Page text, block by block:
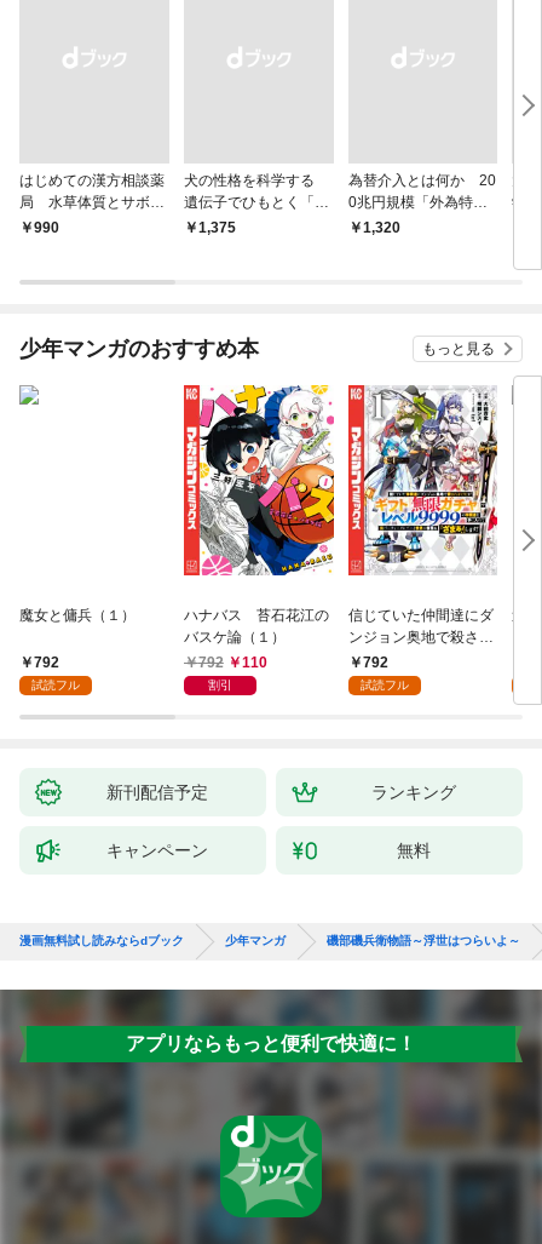
はじめての漢方相談薬
局 水草体質とサボテ
ン体質
￥990
犬の性格を科学する
遺伝子でひもとく「最
良の友」の進化
￥1,375
為替介入とは何か 20
0兆円規模「外為特
会」が生まれた謎
￥1,320
学
少年マンガのおすすめ本 もっと見る
魔女と傭兵（１）
792
試読フル
ハナバス 苔石花江の
バスケ論（１）
792
110
割引
信じていた仲間達にダ
ンジョン奥地で殺され
かけたがギフト『無限
ガチャ』でレベル９９
（１）
792
試読フル
追
強
～
新刊配信予定 ランキング
キャンペーン 無料
漫画無料試し読みならdブック 少年マンガ 磯部磯兵衛物語～浮世はつらいよ～
アプリならもっと便利で快適に！